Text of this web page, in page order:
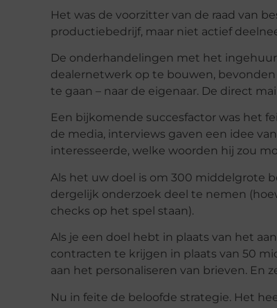
Het was de voorzitter van de raad van
productiebedrijf, maar niet actief
De onderhandelingen met het
dealernetwerk op te bouwen,
te gaan – naar de eigenaar. De direct
Een bijkomende succesfactor was het
de media, interviews gaven een idee
interesseerde, welke woorden hij zou
Als het uw doel is om 300 middelgrote
dergelijk onderzoek deel te nemen
checks op het spel staan).
Als je een doel hebt in plaats van het
contracten te krijgen in plaats van 50
aan het personaliseren van brieven. En
Nu in feite de beloofde strategie. Het